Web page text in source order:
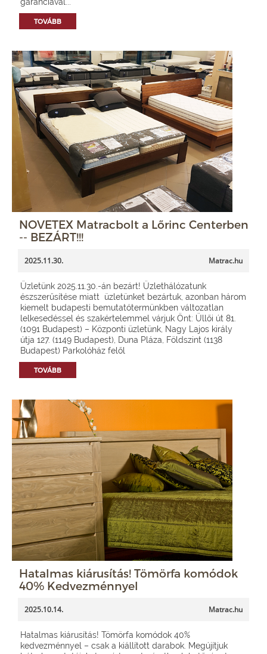
TOVÁBB
NOVETEX Matracbolt a Lőrinc Centerben
-- BEZÁRT!!!
2025.11.30. Matrac.hu
Üzletünk 2025.11.30.-án bezárt! Üzlethálózatunk
észszerűsítése miatt üzletünket bezártuk, azonban három
kiemelt budapesti bemutatótermünkben változatlan
lelkesedéssel és szakértelemmel várjuk Önt: Üllői út 81.
(1091 Budapest) – Központi üzletünk, Nagy Lajos király
útja 127. (1149 Budapest), Duna Pláza, Földszint (1138
Budapest) Parkolóház felől
TOVÁBB
Hatalmas kiárusítás! Tömörfa komódok
40% Kedvezménnyel
2025.10.14. Matrac.hu
Hatalmas kiárusítás! Tömörfa komódok 40%
kedvezménnyel – csak a kiállított darabok. Megújítjuk